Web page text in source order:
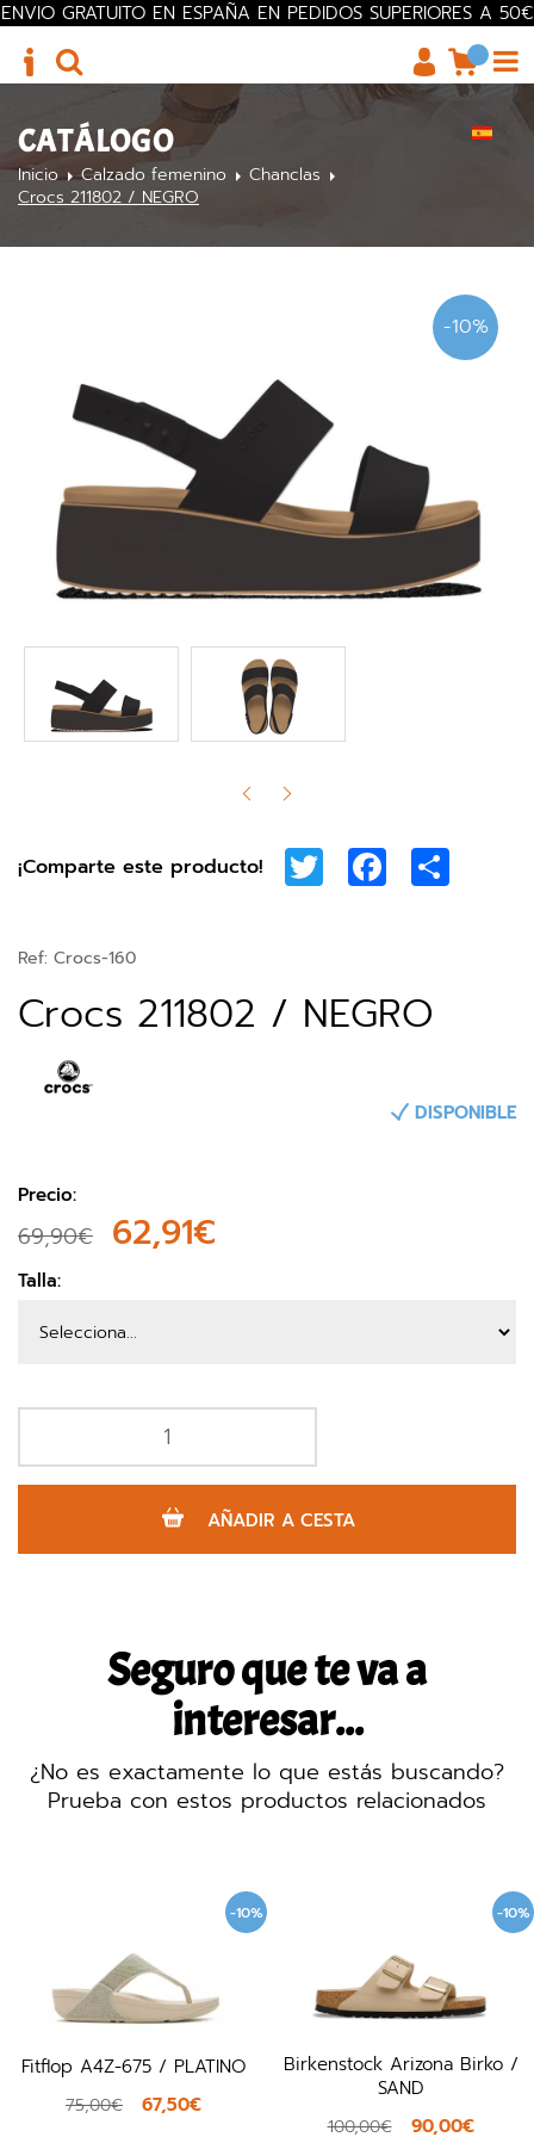
ENVIO GRATUITO EN ESPAÑA EN PEDIDOS SUPERIORES A 50€
CATÁLOGO
Inicio Calzado femenino
Chanclas
Crocs 211802 / NEGRO
-10%
¡Comparte este producto! Twitter Facebook
Ref: Crocs-160
Crocs 211802 / NEGRO
DISPONIBLE
Precio:
69,90€ 62,91€
Talla:
AÑADIR A CESTA
Seguro que te va a
interesar...
¿No es exactamente lo que estás buscando?
Prueba con estos productos relacionados
-10%
Fitflop A4Z-675 / PLATINO
75,00€ 67,50€
-10%
Birkenstock Arizona Birko /
SAND
100,00€ 90,00€